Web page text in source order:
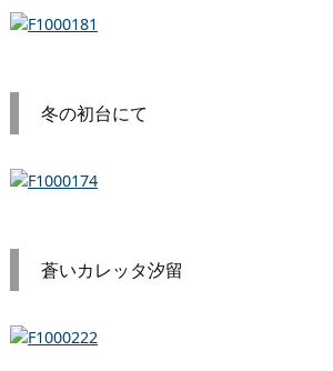
冬の初台にて
蒼いカレッタ汐留